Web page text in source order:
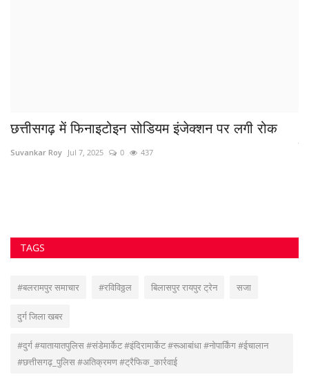
छत्तीसगढ़ में फिनाइटोइन सोडियम इंजेक्शन पर लगी रोक
Suvankar Roy Jul 7, 2025 0 437
TAGS
#बलरामपुर समाचार #रविविठ्ठल बिलासपुर रायपुर ट्रेन सजा
दुर्ग जिला खबर
#दुर्ग #यातायातपुलिस #संडेमार्केट #इंदिरामार्केट #रूआबांधा #नोपार्किंग #ईचालान
#छत्तीसगढ़_पुलिस #अतिक्रमण #ट्रैफिक_कार्रवाई